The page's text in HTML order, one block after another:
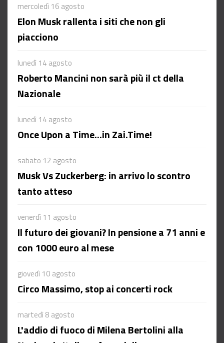
mercoledì 16 agosto
Elon Musk rallenta i siti che non gli
piacciono
lunedì 14 agosto
Roberto Mancini non sarà più il ct della
Nazionale
lunedì 14 agosto
Once Upon a Time...in Zai.Time!
sabato 12 agosto
Musk Vs Zuckerberg: in arrivo lo scontro
tanto atteso
venerdì 11 agosto
Il futuro dei giovani? In pensione a 71 anni e
con 1000 euro al mese
giovedì 10 agosto
Circo Massimo, stop ai concerti rock
martedì 8 agosto
L'addio di fuoco di Milena Bertolini alla